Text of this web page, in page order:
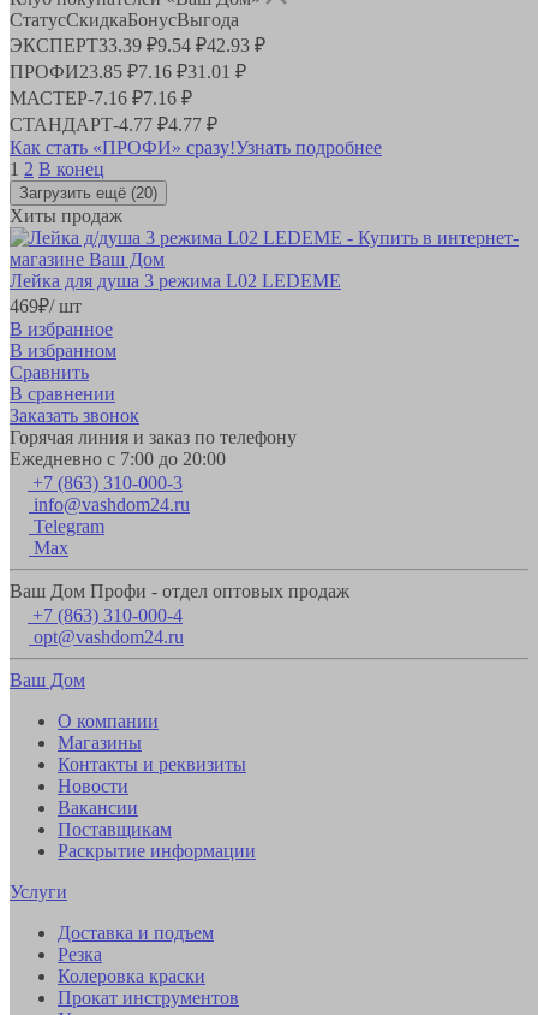
СтатусСкидкаБонусВыгода
ЭКСПЕРТ33.39 ₽9.54 ₽42.93 ₽
ПРОФИ23.85 ₽7.16 ₽31.01 ₽
МАСТЕР-7.16 ₽7.16 ₽
СТАНДАРТ-4.77 ₽4.77 ₽
Как стать «ПРОФИ» сразу!Узнать подробнее
1 2 В конец
Загрузить ещё (20)
Хиты продаж
Лейка для душа 3 режима L02 LEDEME
469₽/ шт
В избранное
В избранном
Сравнить
В сравнении
Заказать звонок
Горячая линия и заказ по телефону
Ежедневно с 7:00 до 20:00
+7 (863) 310-000-3
info@vashdom24.ru
Telegram
Max
Ваш Дом Профи - отдел оптовых продаж
+7 (863) 310-000-4
opt@vashdom24.ru
Ваш Дом
О компании
Магазины
Контакты и реквизиты
Новости
Вакансии
Поставщикам
Раскрытие информации
Услуги
Доставка и подъем
Резка
Колеровка краски
Прокат инструментов